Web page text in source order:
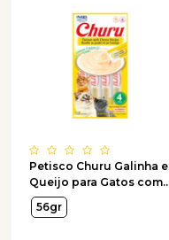
Petisco Churu Galinha e
Queijo para Gatos com
4 Unidades de 14g
56gr